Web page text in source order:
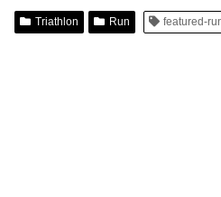
Triathlon Run featured-